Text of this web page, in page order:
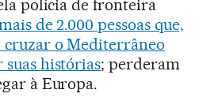
polícia de fronteira
de 2.000 pessoas que,
o Mediterrâneo
histórias; perderam
à Europa.